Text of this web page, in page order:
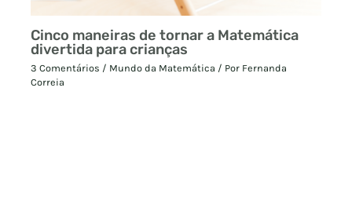
Cinco maneiras de tornar a Matemática
divertida para crianças
3 Comentários / Mundo da Matemática / Por Fernanda
Correia